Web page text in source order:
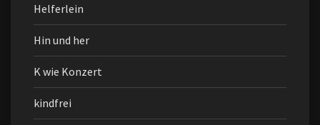
Helferlein
Hin und her
K wie Konzert
kindfrei